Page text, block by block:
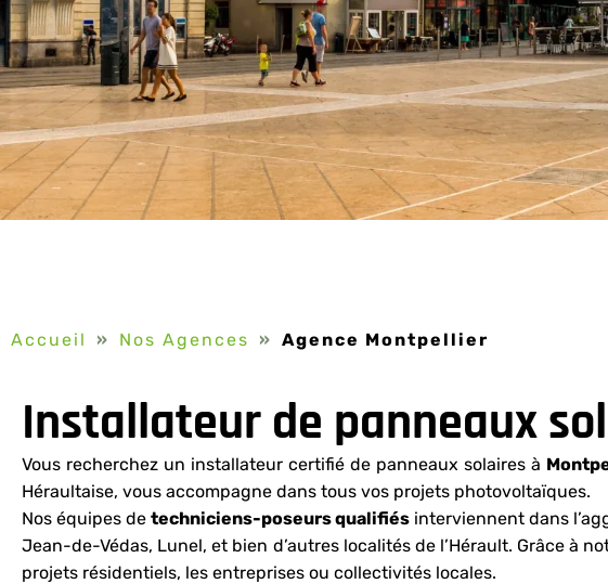
Accueil » Nos Agences » Agence Montpellier
Installateur de panneaux
Vous recherchez un installateur certifié de panneaux solaires à
Héraultaise, vous accompagne dans tous vos projets photovoltaïques.
Nos équipes detechniciens-poseurs qualifiés interviennent dans
Jean-de-Védas, Lunel, et bien d’autres localités de l’Hérault. Grâce à
projets résidentiels, les entreprises ou collectivités locales.